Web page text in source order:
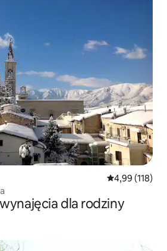
Wybór gości
Średnia
4,99 (118)
dla rodziny